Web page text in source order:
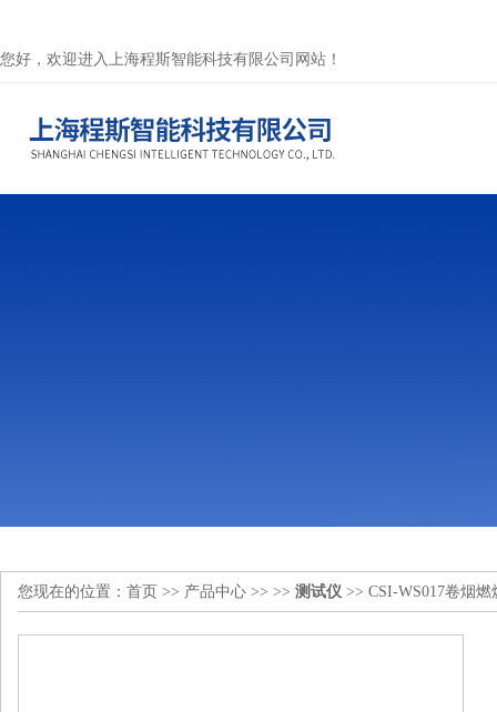
您好，欢迎进入上海程斯智能科技有限公司网站！
您现在的位置： 首页 >> 产品中心 >> >> 测试仪 >> CSI-WS017卷烟